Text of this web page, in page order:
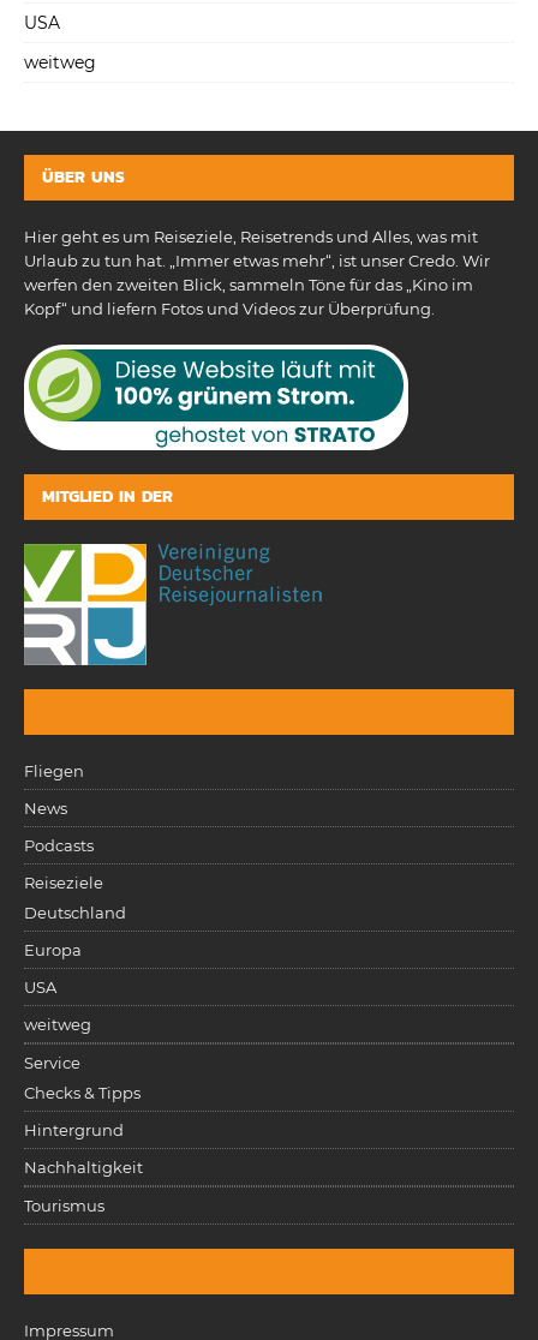
USA
weitweg
ÜBER UNS
Hier geht es um Reiseziele, Reisetrends und Alles, was mit
Urlaub zu tun hat. „Immer etwas mehr“, ist unser Credo. Wir
werfen den zweiten Blick, sammeln Töne für das „Kino im
Kopf“ und liefern Fotos und Videos zur Überprüfung.
MITGLIED IN DER
Fliegen
News
Podcasts
Reiseziele
Deutschland
Europa
USA
weitweg
Service
Checks & Tipps
Hintergrund
Nachhaltigkeit
Tourismus
Impressum